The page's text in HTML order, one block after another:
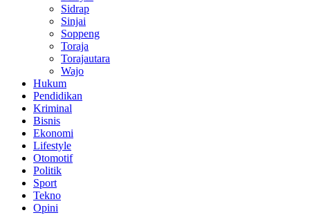
Sidrap
Sinjai
Soppeng
Toraja
Torajautara
Wajo
Hukum
Pendidikan
Kriminal
Bisnis
Ekonomi
Lifestyle
Otomotif
Politik
Sport
Tekno
Opini